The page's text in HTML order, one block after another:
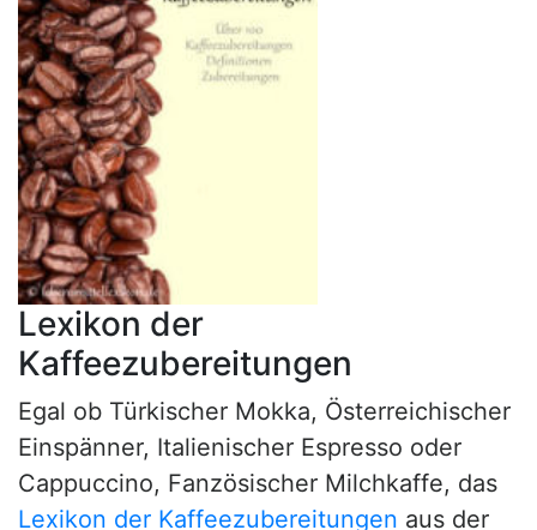
Lexikon der
Kaffeezubereitungen
Egal ob Türkischer Mokka, Österreichischer
Einspänner, Italienischer Espresso oder
Cappuccino, Fanzösischer Milchkaffe, das
Lexikon der Kaffeezubereitungen aus der